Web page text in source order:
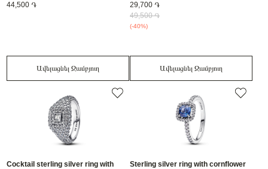
163660C01-56
44,500 ֏
Ավելացնել Զամբյուղ
29,700 ֏
49,500 ֏
(-40%)
Ավելացնել Զամբյուղ
Cocktail sterling silver ring with
Sterling silver ring with cornflower